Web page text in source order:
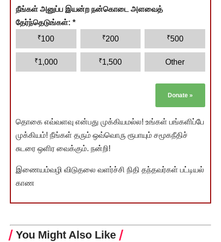
நீங்கள் அனுப்ப இயன்ற நன்கொடை அளவைத்
தேர்ந்தெடுங்கள்: *
₹100 ₹200 ₹500
₹1,000 ₹1,500 Other
Donate »
தொகை எவ்வளவு என்பது முக்கியமல்ல! உங்கள் பங்களிப்பே
முக்கியம்! நீங்கள் தரும் ஒவ்வொரு ரூபாயும் சமூகநீதிச்
சுடரை ஒளிர வைக்கும். நன்றி!
இணையம்வழி விடுதலை வளர்ச்சி நிதி தந்தவர்கள் பட்டியல்
காண
You Might Also Like